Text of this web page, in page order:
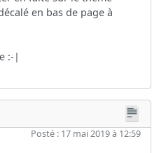
en bas de page à
:-|
Posté : 17 mai 2019 à 12:59